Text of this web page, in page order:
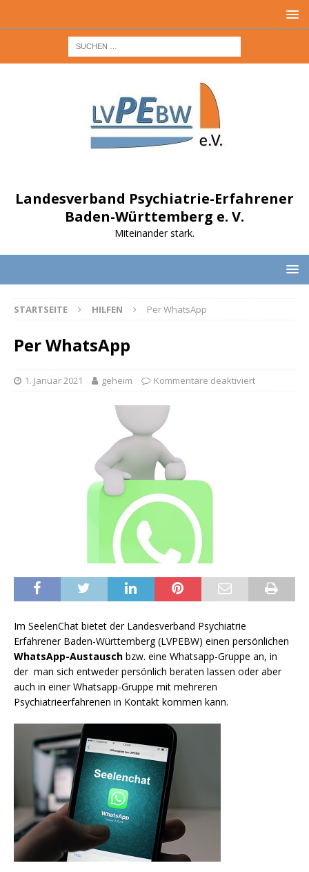
Landesverband Psychiatrie-Erfahrener
Baden-Württemberg e. V.
Miteinander stark.
STARTSEITE HILFEN Per WhatsApp
Per WhatsApp
1. Januar 2021 geheim Kommentare deaktiviert
Im SeelenChat bietet der Landesverband Psychiatrie
Erfahrener Baden-Württemberg (LVPEBW) einen persönlichen
WhatsApp-Austausch bzw. eine Whatsapp-Gruppe an, in
der man sich entweder persönlich beraten lassen oder aber
auch in einer Whatsapp-Gruppe mit mehreren
Psychiatrieerfahrenen in Kontakt kommen kann.